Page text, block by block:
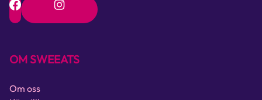
OM SWEEATS
Om oss